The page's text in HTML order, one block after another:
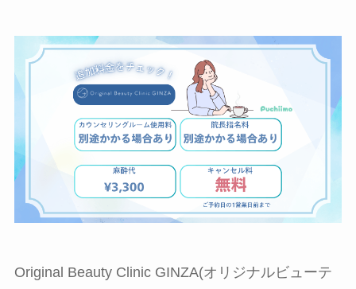
Original Beauty Clinic GINZA(オリジナルビューテ